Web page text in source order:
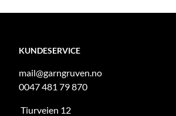
KUNDESERVICE
mail@garngruven.no
0047 481 79 870
Tiurveien 12